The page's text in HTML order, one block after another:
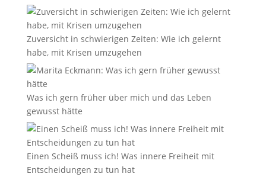
Zuversicht in schwierigen Zeiten: Wie ich gelernt
habe, mit Krisen umzugehen
Was ich gern früher über mich und das Leben
gewusst hätte
Einen Scheiß muss ich! Was innere Freiheit mit
Entscheidungen zu tun hat